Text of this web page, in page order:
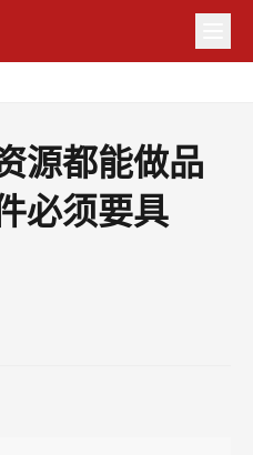
源都能做品
必须要具